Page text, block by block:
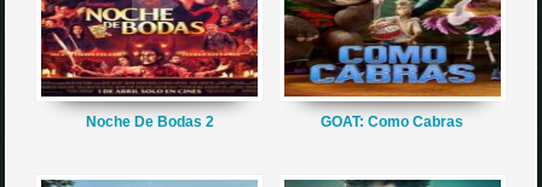
Noche De Bodas 2 GOAT: Como Cabras